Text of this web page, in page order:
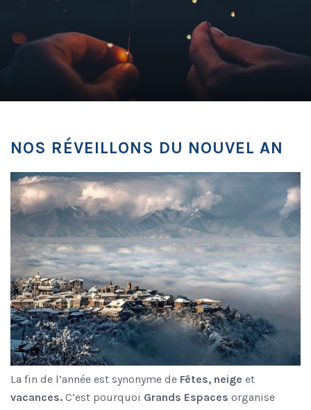
NOS RÉVEILLONS DU NOUVEL AN
La fin de l’année est synonyme de Fêtes, neige et
vacances. C’est pourquoi Grands Espaces organise